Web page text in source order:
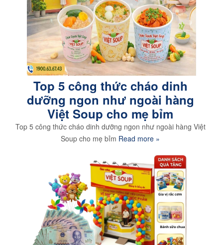
Top 5 công thức cháo dinh
dưỡng ngon như ngoài hàng
Việt Soup cho mẹ bỉm
Top 5 công thức cháo dinh dưỡng ngon như ngoài hàng Việt
Soup cho mẹ bỉm Read more »